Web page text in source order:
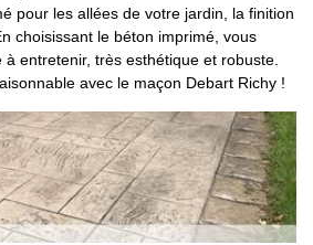
pour les allées de votre jardin, la finition
choisissant le béton imprimé, vous
entretenir, très esthétique et robuste.
avec le maçon Debart Richy !